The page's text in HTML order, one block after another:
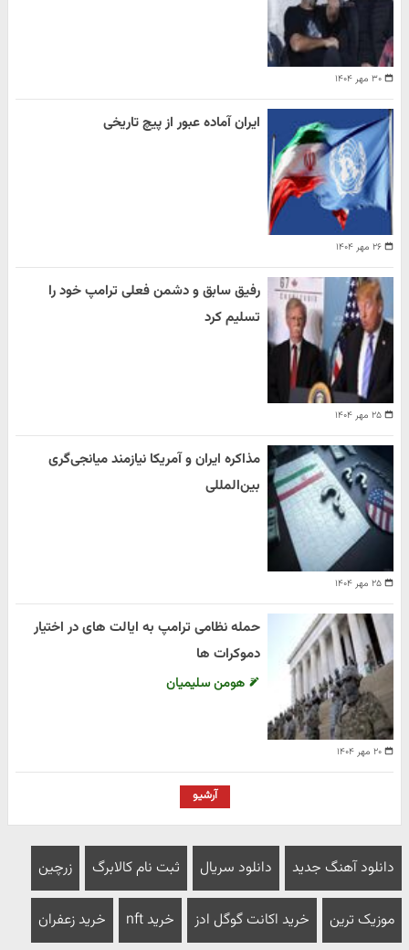
۳۰ مهر ۱۴۰۴
۲۶ مهر ۱۴۰۴
ایران آماده عبور از پیچ تاریخی
۲۵ مهر ۱۴۰۴
رفیق سابق و دشمن فعلی ترامپ خود را
تسلیم کرد
۲۵ مهر ۱۴۰۴
مذاکره ایران و آمریکا نیازمند میانجی‌گری
بین‌المللی
۲۰ مهر ۱۴۰۴
حمله نظامی ترامپ به ایالت های در اختیار
دموکرات ها
هومن سلیمیان
آرشیو
دانلود آهنگ جدید دانلود سریال ثبت نام کالابرگ زرچین
موزیک ترین خرید اکانت گوگل ادز خرید nft خرید زعفران